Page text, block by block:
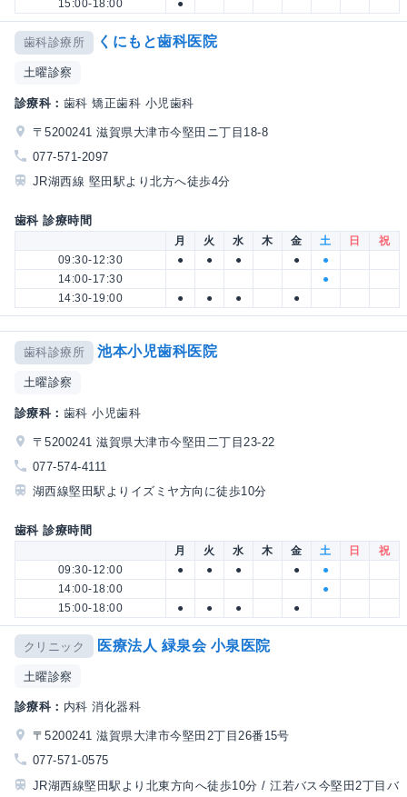
15:00-18:00 ●
歯科診療所 くにもと歯科医院
土曜診察
診療科： 歯科 矯正歯科 小児歯科
〒5200241 滋賀県大津市今堅田ニ丁目18-8
077-571-2097
JR湖西線 堅田駅より北方へ徒歩4分
歯科 診療時間
月 火 水 木 金 土 日
祝
09:30-12:30
● ● ● ●
●
14:00-17:30
●
14:30-19:00
● ● ● ●
歯科診療所 池本小児歯科医院
土曜診察
診療科： 歯科 小児歯科
〒5200241 滋賀県大津市今堅田二丁目23-22
077-574-4111
湖西線堅田駅よりイズミヤ方向に徒歩10分
歯科 診療時間
月 火 水 木 金 土 日
祝
09:30-12:00
● ● ● ●
●
14:00-18:00
●
15:00-18:00
● ● ● ●
クリニック 医療法人 緑泉会 小泉医院
土曜診察
診療科： 内科 消化器科
〒5200241 滋賀県大津市今堅田2丁目26番15号
077-571-0575
JR湖西線堅田駅より北東方向へ徒歩10分 / 江若バス今堅田2丁目バ